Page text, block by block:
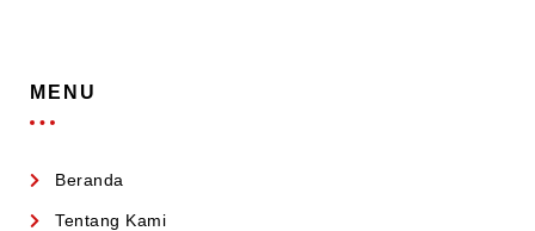
MENU
Beranda
Tentang Kami